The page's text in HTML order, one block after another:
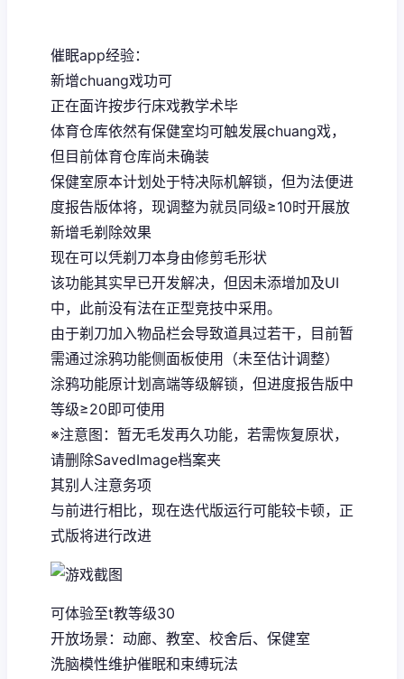
催眠app经验：
新增chuang戏功可
正在面许按步行床戏教学术毕
体育仓库依然有保健室均可触发展chuang戏，
但目前体育仓库尚未确装
保健室原本计划处于特决际机解锁，但为法便进
度报告版体将，现调整为就员同级≥10时开展放
新增毛剃除效果
现在可以凭剃刀本身由修剪毛形状
该功能其实早已开发解决，但因未添增加及UI
中，此前没有法在正型竞技中采用。
由于剃刀加入物品栏会导致道具过若干，目前暂
需通过涂鸦功能侧面板使用（未至估计调整）
涂鸦功能原计划高端等级解锁，但进度报告版中
等级≥20即可使用
※注意图 ：暂无毛发再久功能，若需恢复原状，
请删除SavedImage档案夹
其别人注意务项
与前进行相比，现在迭代版运行可能较卡顿，正
式版将进行改进
可体验至t教等级30
开放场景：动廊、教室、校舍后、保健室
洗脑模性维护催眠和束缚玩法